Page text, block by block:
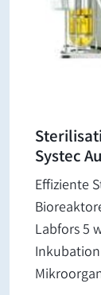
Systec
Effiziente
Labfors 5